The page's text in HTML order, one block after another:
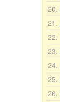
20.
21.
22.
23.
24.
25.
26.